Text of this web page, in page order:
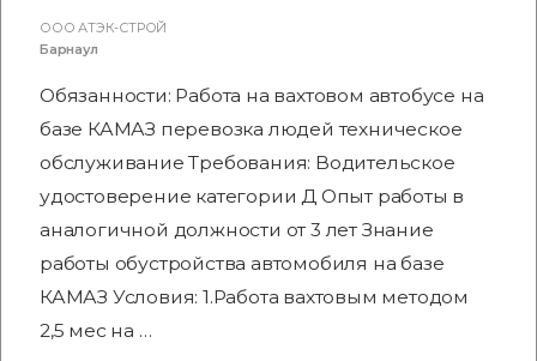
ООО АТЭК-СТРОЙ
Барнаул
Обязанности: Работа на вахтовом автобусе на
базе КАМАЗ перевозка людей техническое
обслуживание Требования: Водительское
удостоверение категории Д Опыт работы в
аналогичной должности от 3 лет Знание
работы обустройства автомобиля на базе
КАМАЗ Условия: 1.Работа вахтовым методом
2,5 мес на …